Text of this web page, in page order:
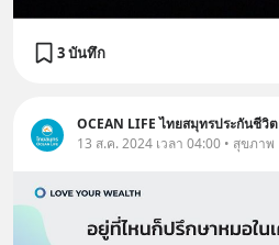
3 บันทึก
OCEAN LIFE ไทยสมุทรประกันชีวิต
13 ส.ค. 2024 เวลา 04:00 • สุขภาพ